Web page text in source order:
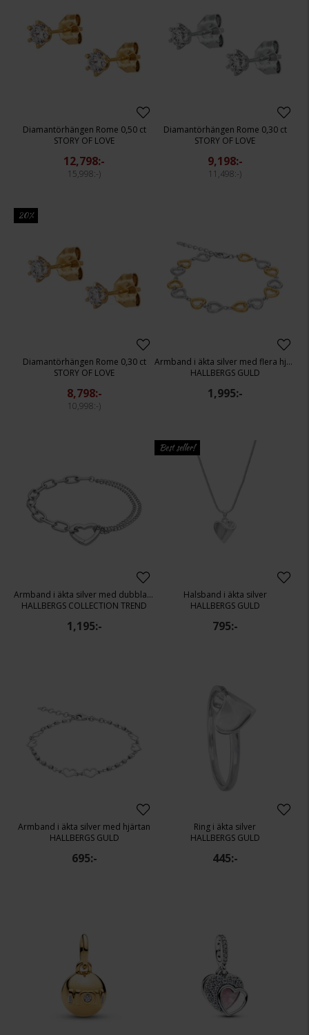
Diamantörhängen Rome 0,50 ct
STORY OF LOVE
12,798:-
15,998:-
Diamantörhängen Rome 0,30 ct
STORY OF LOVE
9,198:-
11,498:-
20%
Diamantörhängen Rome 0,30 ct
STORY OF LOVE
8,798:-
10,998:-
Armband i äkta silver med flera hjärtan
HALLBERGS GULD
1,995:-
Armband i äkta silver med dubbla kedjor
HALLBERGS COLLECTION TREND
1,195:-
Best seller!
Halsband i äkta silver
HALLBERGS GULD
795:-
Armband i äkta silver med hjärtan
HALLBERGS GULD
695:-
Ring i äkta silver
HALLBERGS GULD
445:-